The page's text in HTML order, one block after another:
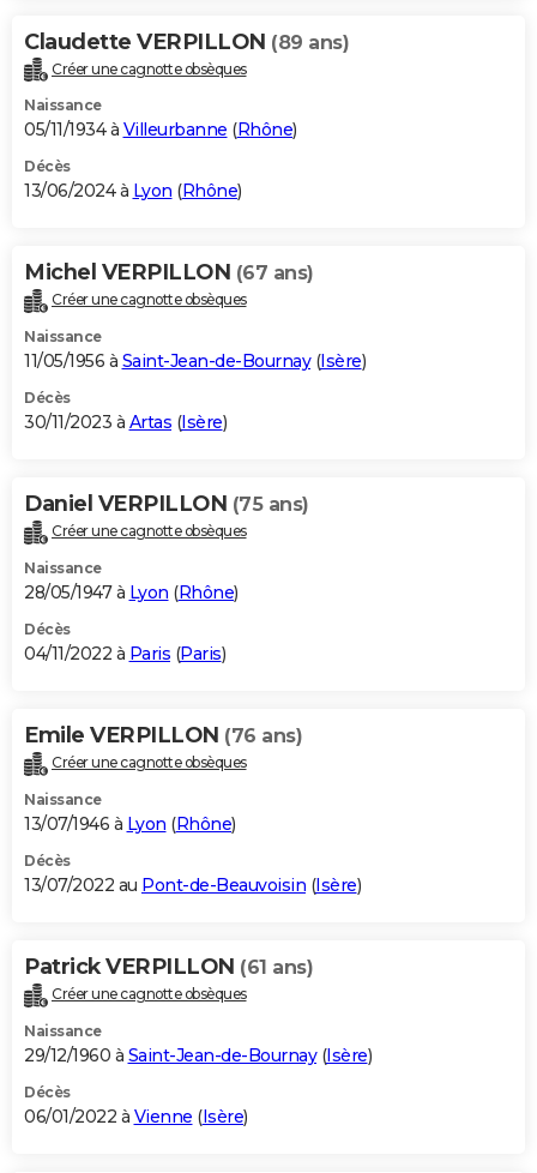
Claudette VERPILLON (89 ans)
Créer une cagnotte obsèques
Naissance
05/11/1934 à Villeurbanne (Rhône)
Décès
13/06/2024 à Lyon (Rhône)
Michel VERPILLON (67 ans)
Créer une cagnotte obsèques
Naissance
11/05/1956 à Saint-Jean-de-Bournay(Isère)
Décès
30/11/2023 à Artas (Isère)
Daniel VERPILLON (75 ans)
Créer une cagnotte obsèques
Naissance
28/05/1947 à Lyon (Rhône)
Décès
04/11/2022 à Paris (Paris)
Emile VERPILLON (76 ans)
Créer une cagnotte obsèques
Naissance
13/07/1946 à Lyon (Rhône)
Décès
13/07/2022 au Pont-de-Beauvoisin (Isère)
Patrick VERPILLON (61 ans)
Créer une cagnotte obsèques
Naissance
29/12/1960 à Saint-Jean-de-Bournay(Isère)
Décès
06/01/2022 à Vienne (Isère)